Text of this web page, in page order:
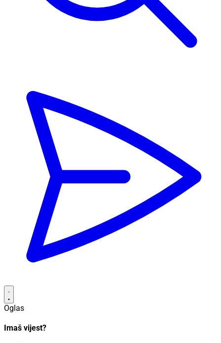
Oglas
Imaš vijest?